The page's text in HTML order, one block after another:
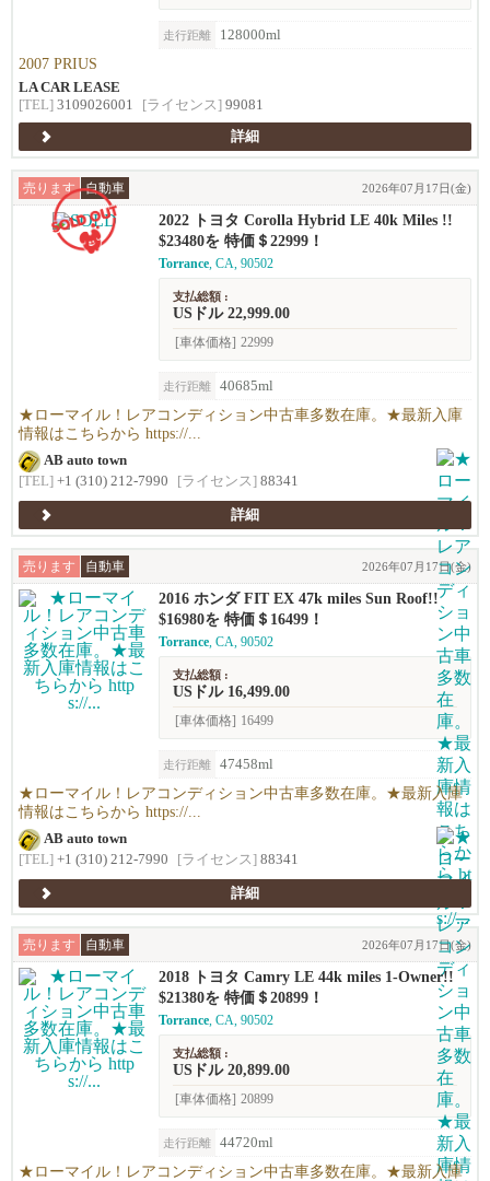
走行距離 128000ml
2007 PRIUS
LA CAR LEASE
[TEL] 3109026001 [ライセンス] 99081
詳細
売ります 自動車 2026年07月17日(金)
2022 トヨタ Corolla Hybrid LE 40k Miles !!
$23480を 特価＄22999！
Torrance, CA, 90502
支払総額 :
USドル 22,999.00
[車体価格] 22999
走行距離 40685ml
★ローマイル！レアコンディション中古車多数在庫。★最新入庫
情報はこちらから https://...
AB auto town
[TEL] +1 (310) 212-7990 [ライセンス] 88341
詳細
売ります 自動車 2026年07月17日(金)
2016 ホンダ FIT EX 47k miles Sun Roof!!
$16980を 特価＄16499！
Torrance, CA, 90502
支払総額 :
USドル 16,499.00
[車体価格] 16499
走行距離 47458ml
★ローマイル！レアコンディション中古車多数在庫。★最新入庫
情報はこちらから https://...
AB auto town
[TEL] +1 (310) 212-7990 [ライセンス] 88341
詳細
売ります 自動車 2026年07月17日(金)
2018 トヨタ Camry LE 44k miles 1-Owner!!
$21380を 特価＄20899！
Torrance, CA, 90502
支払総額 :
USドル 20,899.00
[車体価格] 20899
走行距離 44720ml
★ローマイル！レアコンディション中古車多数在庫。★最新入庫